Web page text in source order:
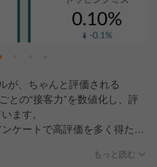
が、ちゃんと評価される
との“接客力”を数値化し、評
ます。
ケートで高評価を多く得たパ
。『お客さまを喜ばせたい』と
もっと読む